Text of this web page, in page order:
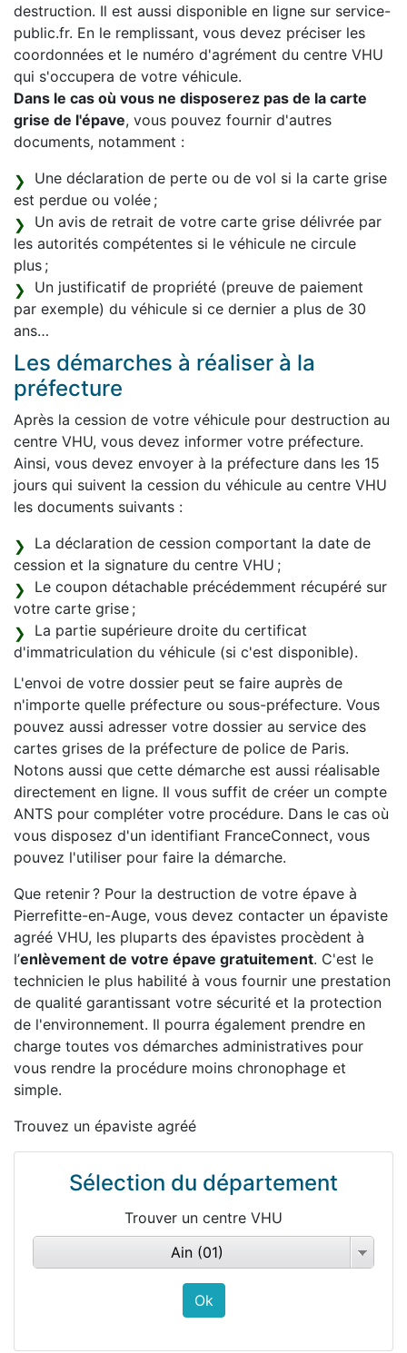
destruction. Il est aussi disponible en ligne sur service-
public.fr. En le remplissant, vous devez préciser les
coordonnées et le numéro d'agrément du centre VHU
qui s'occupera de votre véhicule.
Dans le cas où vous ne disposerez pas de la carte
grise de l'épave, vous pouvez fournir d'autres
documents, notamment :
Une déclaration de perte ou de vol si la carte grise
est perdue ou volée ;
Un avis de retrait de votre carte grise délivrée par
les autorités compétentes si le véhicule ne circule
plus ;
Un justificatif de propriété (preuve de paiement
par exemple) du véhicule si ce dernier a plus de 30
ans…
Les démarches à réaliser à la
préfecture
Après la cession de votre véhicule pour destruction au
centre VHU, vous devez informer votre préfecture.
Ainsi, vous devez envoyer à la préfecture dans les 15
jours qui suivent la cession du véhicule au centre VHU
les documents suivants :
La déclaration de cession comportant la date de
cession et la signature du centre VHU ;
Le coupon détachable précédemment récupéré sur
votre carte grise ;
La partie supérieure droite du certificat
d'immatriculation du véhicule (si c'est disponible).
L'envoi de votre dossier peut se faire auprès de
n'importe quelle préfecture ou sous-préfecture. Vous
pouvez aussi adresser votre dossier au service des
cartes grises de la préfecture de police de Paris.
Notons aussi que cette démarche est aussi réalisable
directement en ligne. Il vous suffit de créer un compte
ANTS pour compléter votre procédure. Dans le cas où
vous disposez d'un identifiant FranceConnect, vous
pouvez l'utiliser pour faire la démarche.
Que retenir ? Pour la destruction de votre épave à
Pierrefitte-en-Auge, vous devez contacter un épaviste
agréé VHU, les pluparts des épavistes procèdent à
l’enlèvement de votre épave gratuitement. C'est le
technicien le plus habilité à vous fournir une prestation
de qualité garantissant votre sécurité et la protection
de l'environnement. Il pourra également prendre en
charge toutes vos démarches administratives pour
vous rendre la procédure moins chronophage et
simple.
Trouvez un épaviste agréé
Sélection du département
Trouver un centre VHU
Ain (01)